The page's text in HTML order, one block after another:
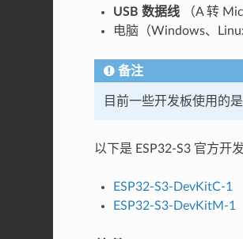
USB 数据线（A 转
电脑（Windows、
备注
目前一些开发板使用的
以下是 ESP32-S3 官方开
ESP32-S3-DevKitC-1
ESP32-S3-DevKitM-1